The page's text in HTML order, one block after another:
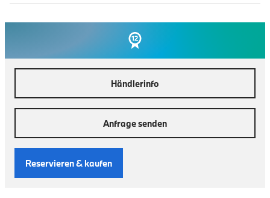
Händlerinfo
Anfrage senden
Reservieren & kaufen